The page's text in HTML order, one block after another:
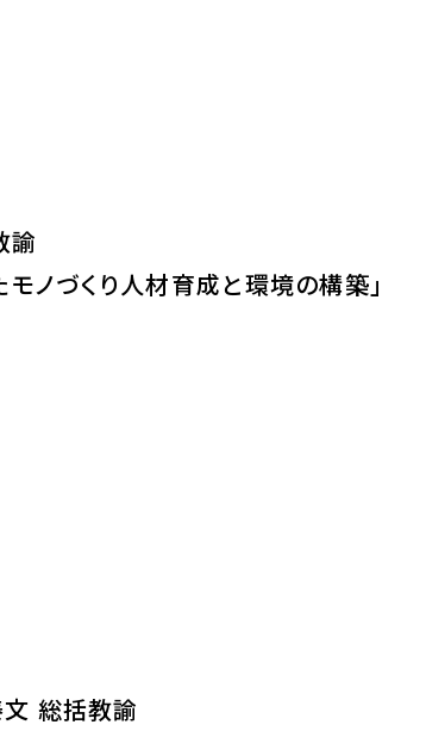
諭
モノづくり人材育成と環境の構築」
総括教諭